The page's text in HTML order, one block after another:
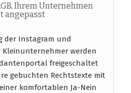
Ihrem Unternehmen
angepasst
der Instagram und
Kleinunternehmer werden
freigeschaltet
gebuchten Rechtstexte mit
komfortablen Ja-Nein